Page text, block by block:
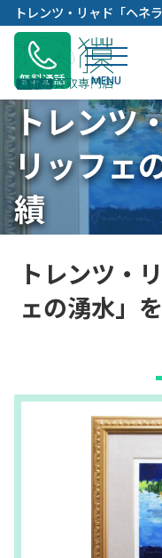
トレンツ・リャド「ヘネ
無料通話
トレンツ
リッフェ
績
トレンツ・
ェの湧水」